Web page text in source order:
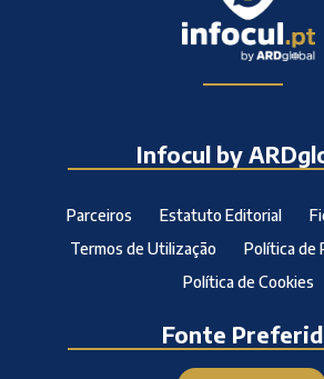
Infocul by
Parceiros Estatuto Editorial
Termos de Utilização
Política de
Política de Cookies
Fonte